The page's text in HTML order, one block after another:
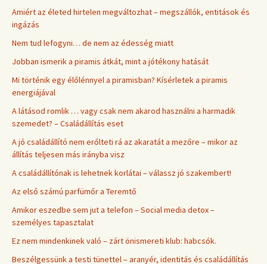
Amiért az életed hirtelen megváltozhat – megszállók, entitások és
ingázás
Nem tud lefogyni… de nem az édesség miatt
Jobban ismerik a piramis átkát, mint a jótékony hatását
Mi történik egy élőlénnyel a piramisban? Kísérletek a piramis
energiájával
A látásod romlik … vagy csak nem akarod használni a harmadik
szemedet? – Családállítás eset
A jó családállító nem erőlteti rá az akaratát a mezőre – mikor az
állítás teljesen más irányba visz
A családállítónak is lehetnek korlátai – válassz jó szakembert!
Az első számú parfümőr a Teremtő
Amikor eszedbe sem jut a telefon – Social media detox –
személyes tapasztalat
Ez nem mindenkinek való – zárt önismereti klub: habcsók.
Beszélgessünk a testi tünettel – aranyér, identitás és családállítás